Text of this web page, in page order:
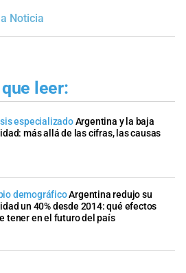
Noticia
leer:
especializadoArgentina y la baja
más allá de las cifras, las causas
demográficoArgentina redujo su
un 40% desde 2014: qué efectos
tener en el futuro del país